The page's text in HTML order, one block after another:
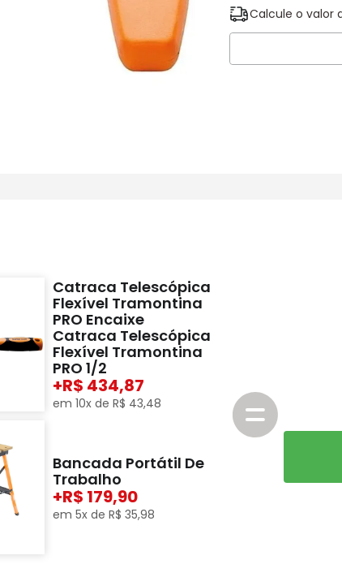
Calcule o valor
Catraca Telescópica
Flexível Tramontina
PRO Encaixe
Catraca Telescópica
Flexível Tramontina
PRO 1/2
+ 434,87
em10x deR$ 43,48
Bancada Portátil De
Trabalho
+ 179,90
em5x deR$ 35,98